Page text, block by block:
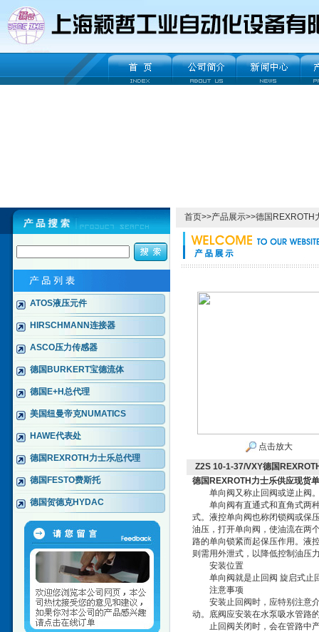
ATOS液压元件
HIRSCHMANN连接器
ASCO压力传感器
德国BURKERT宝德流体
德国E+H总代理
美国纽曼帝克NUMATICS
HAWE代表处
德国REXROTH力士乐总代理
德国FESTO费斯托
德国贺德克HYDAC
首页>>产品展示>>德国REXROTH
点击放大
Z2S 10-1-37/VXY德国
德国REXROTH力士乐供应现货
单向阀又称止回阀或逆止阀。
单向阀有直通式和直角式两种
式。液控单向阀也称闭锁阀或保
油压，打开单向阀，使油流在两
路的单向锁紧而起保压作用。液
则需用外泄式，以降低控制油压
安装位置
单向阀就是止回阀 旋启式止回
注意事项
安装止回阀时，应特别注意介
动。底阀应安装在水泵吸水管路
止回阀关闭时，会在管路中产